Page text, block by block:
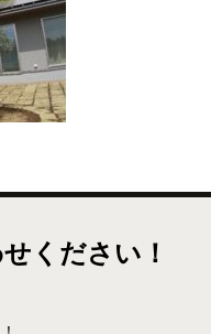
ください！